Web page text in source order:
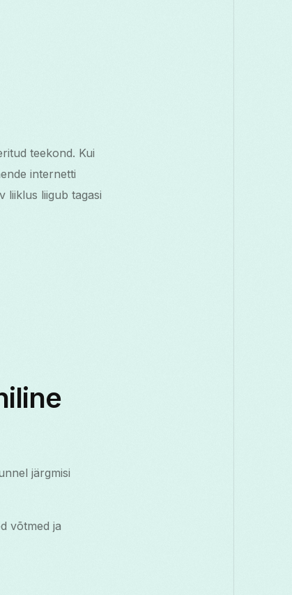
teekond. Kui
internetti
liiklus liigub tagasi
järgmisi
võtmed ja